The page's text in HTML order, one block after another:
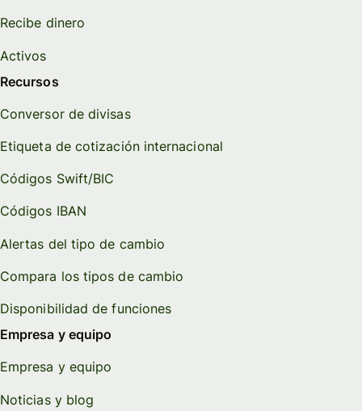
Recibe dinero
Activos
Recursos
Conversor de divisas
Etiqueta de cotización internacional
Códigos Swift/BIC
Códigos IBAN
Alertas del tipo de cambio
Compara los tipos de cambio
Disponibilidad de funciones
Empresa y equipo
Empresa y equipo
Noticias y blog